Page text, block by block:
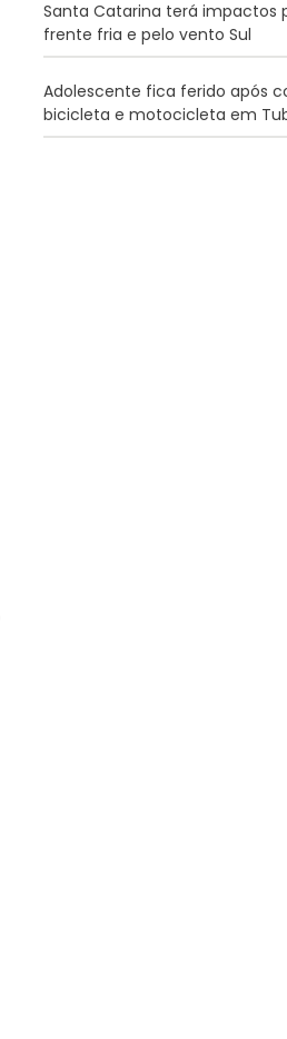
Santa Catarina terá impactos
frente fria e pelo vento Sul
Adolescente fica ferido após
bicicleta e motocicleta em